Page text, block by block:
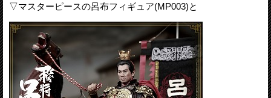
▽マスターピースの呂布フィギュア(MP003)と